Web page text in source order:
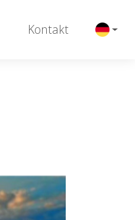
Kontakt